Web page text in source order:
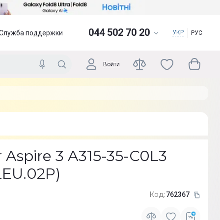
поддержки 044 502 70 20 УКР РУС
Войти
3 A315-35-C0L3
Код: 762367